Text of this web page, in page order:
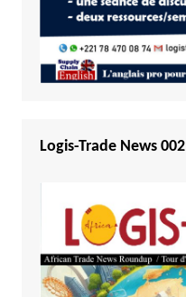
Logis-Trade News 002